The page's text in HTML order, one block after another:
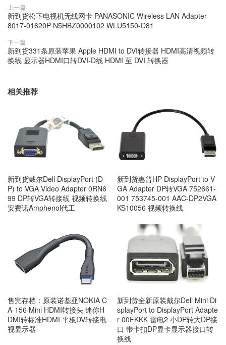
上一篇
新到货松下电视机无线网卡 PANASONIC Wireless LAN Adapter
8017-01620P N5HBZ0000102 WLU5150-D81
下一篇
新到货331条原装苹果 Apple HDMI to DVI转接器 HDMI高清视频转
换线 显示器HDMI口转DVI-D线 HDMI 至 DVI 转换器
相关推荐
新到货戴尔Dell DisplayPort (D
P) to VGA Video Adapter 0RN6
99 DP转VGA转接线 视频转换线
安费诺Amphenol代工
新到货惠普HP DisplayPort to V
GA Adapter DP转VGA 752661-
001 753745-001 AAC-DP2VGA
KS10056 视频转换线
售完存档：原装诺基亚NOKIA C
A-156 Mini HDMI转接头 迷你H
DMI转标准HDMI 平板DV转接电
视显示器
新到货全新原装戴尔Dell Mini Di
splayPort to DisplayPort Adapte
r 00FKKK 雷电2 小DP转大DP接
口 带卡扣DP显卡显示器接口转
换线